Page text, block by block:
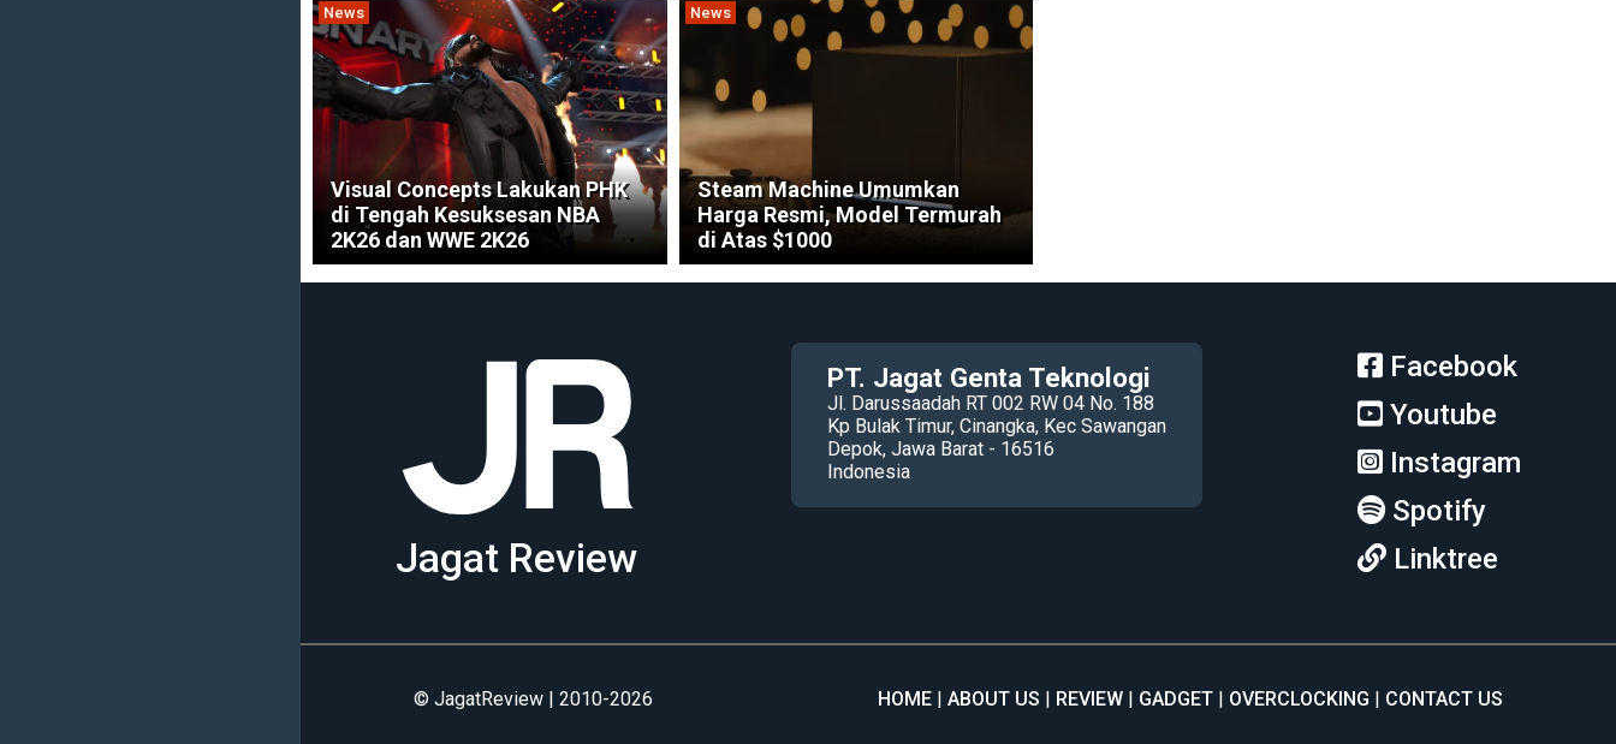
News
Visual Concepts Lakukan PHK
di Tengah Kesuksesan NBA
2K26 dan WWE 2K26
News
Steam Machine Umumkan
Harga Resmi, Model Termurah
di Atas $1000
Jagat Review
PT. Jagat Genta Teknologi
Jl. Darussaadah RT 002 RW 04 No. 188
Kp Bulak Timur, Cinangka, Kec Sawangan
Depok, Jawa Barat - 16516
Indonesia
Facebook
Youtube
Instagram
Spotify
Linktree
© JagatReview | 2010-2026 HOME ABOUT US REVIEW GADGET OVERCLOCKING CONTACT US